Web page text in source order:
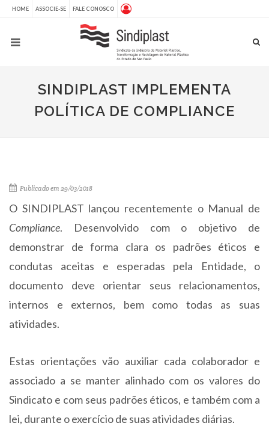
HOME ASSOCIE-SE FALE CONOSCO
SINDIPLAST IMPLEMENTA
POLÍTICA DE COMPLIANCE
Publicado em 29/03/2018
O SINDIPLAST lançou recentemente o Manual de
Compliance. Desenvolvido com o objetivo de
demonstrar de forma clara os padrões éticos e
condutas aceitas e esperadas pela Entidade, o
documento deve orientar seus relacionamentos,
internos e externos, bem como todas as suas
atividades.
Estas orientações vão auxiliar cada colaborador e
associado a se manter alinhado com os valores do
Sindicato e com seus padrões éticos, e também com a
lei, durante o exercício de suas atividades diárias.